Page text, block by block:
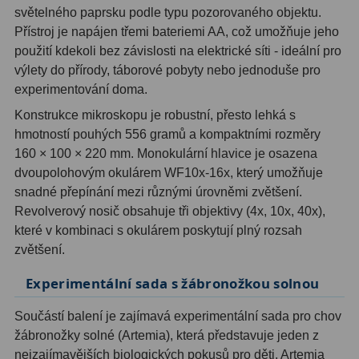
Hledáčky28
Optické hledáčky15
Red Dot hledáčky6
Sluneční hledáčky 3
Úchyty a držáky hledáčků 4
Příslušenství54
Redukce 1,25" a 2"
Svítilny5
Čištění 28
Binohlavy3
světelného paprsku podle typu pozorovaného objektu.
Přístroj je napájen třemi bateriemi AA, což umožňuje jeho
použití kdekoli bez závislosti na elektrické síti - ideální pro
výlety do přírody, táborové pobyty nebo jednoduše pro
experimentování doma.
Konstrukce mikroskopu je robustní, přesto lehká s
hmotností pouhých 556 gramů a kompaktními rozměry
160 × 100 × 220 mm. Monokulární hlavice je osazena
dvoupolohovým okulárem WF10x-16x, který umožňuje
snadné přepínání mezi různými úrovněmi zvětšení.
Revolverový nosič obsahuje tři objektivy (4x, 10x, 40x),
které v kombinaci s okulárem poskytují plný rozsah
zvětšení.
Experimentální sada s žábronožkou solnou
Součástí balení je zajímavá experimentální sada pro chov
žábronožky solné (Artemia), která představuje jeden z
nejzajímavějších biologických pokusů pro děti. Artemia